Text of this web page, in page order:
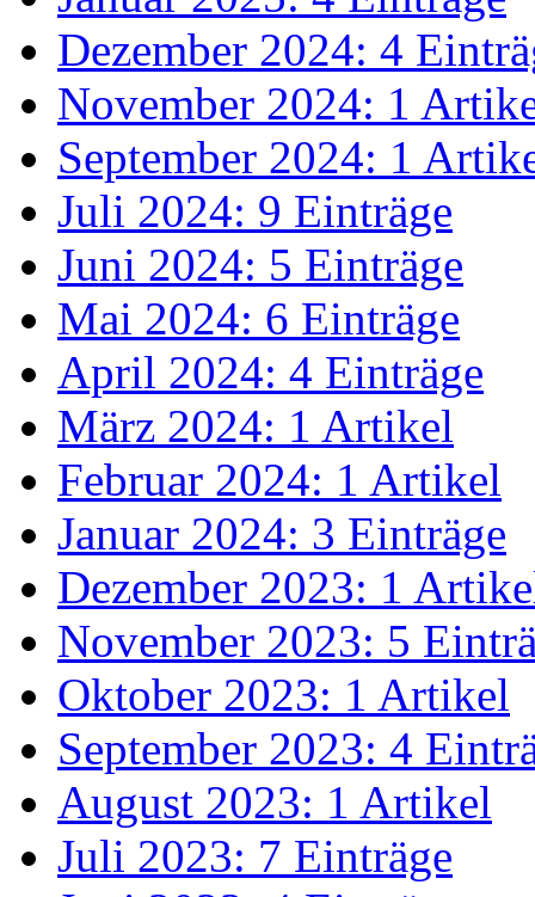
Dezember 2024: 4
November 2024: 1
September 2024: 1
Juli 2024: 9 Einträge
Juni 2024: 5 Einträge
Mai 2024: 6 Einträge
April 2024: 4 Einträge
März 2024: 1 Artikel
Februar 2024: 1 Artikel
Januar 2024: 3 Einträge
Dezember 2023: 1
November 2023: 5
Oktober 2023: 1 Artikel
September 2023: 4
August 2023: 1 Artikel
Juli 2023: 7 Einträge